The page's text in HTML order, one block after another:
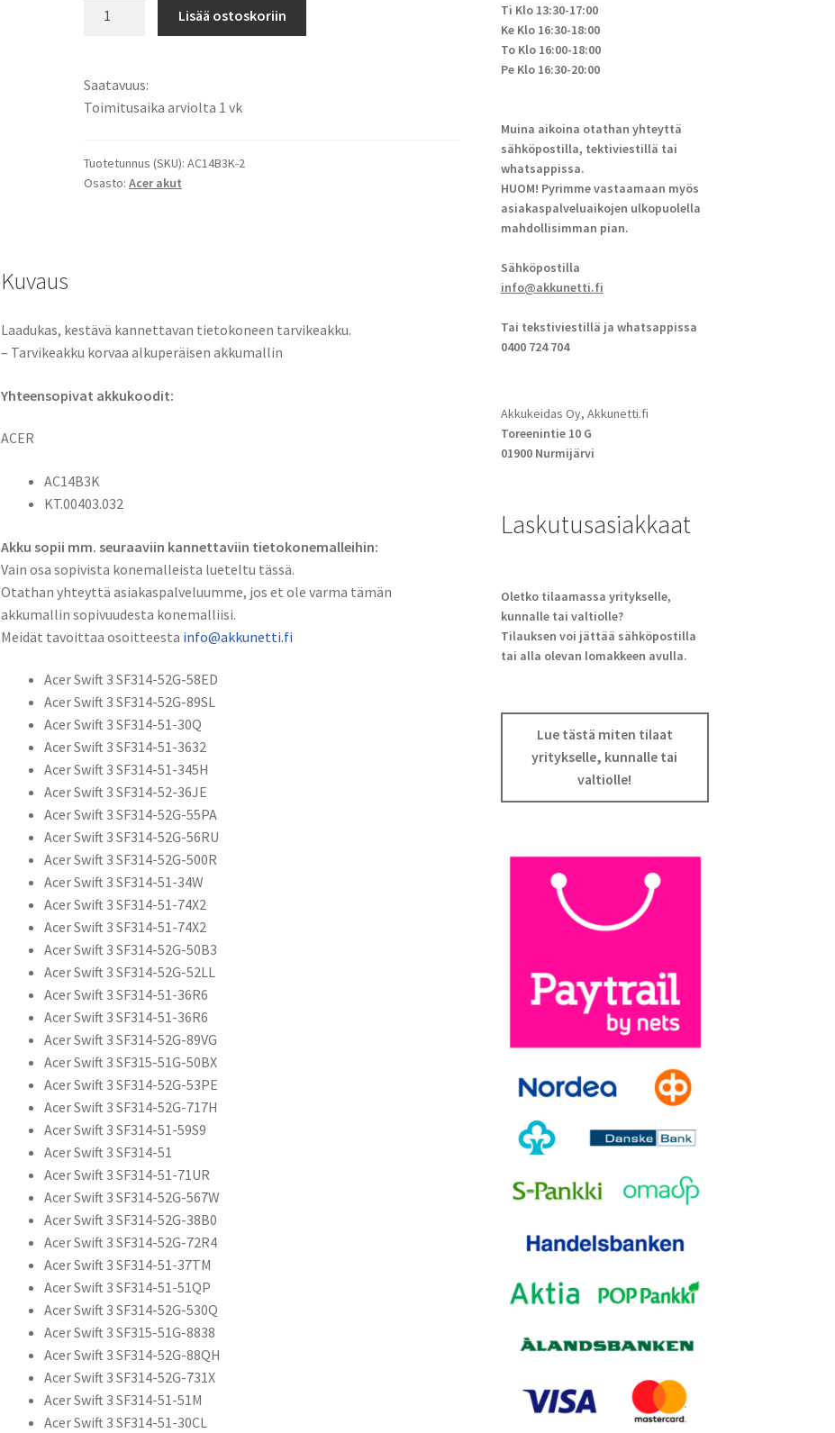
SP315-
51,
5
SP513-
15,2V
3200mAh
Lisää ostoskoriin
Saatavuus:
Toimitusaika arviolta 1 vk
Tuotetunnus (SKU):AC14B3K-2
Osasto:Acer akut
Kuvaus
Laadukas, kestävä kannettavan tietokoneen tarvikeakku.
– Tarvikeakku korvaa alkuperäisen akkumallin
Yhteensopivat akkukoodit:
ACER
AC14B3K
KT.00403.032
Akku sopii mm. seuraaviin kannettaviin tietokonemalleihin:
Vain osa sopivista konemalleista lueteltu tässä.
Otathan yhteyttä asiakaspalveluumme, jos et ole varma tämän
akkumallin sopivuudesta konemalliisi.
Meidät tavoittaa osoitteesta info@akkunetti.fi
Acer Swift 3 SF314-52G-58ED
Acer Swift 3 SF314-52G-89SL
Acer Swift 3 SF314-51-30Q
Acer Swift 3 SF314-51-3632
Acer Swift 3 SF314-51-345H
Acer Swift 3 SF314-52-36JE
Acer Swift 3 SF314-52G-55PA
Acer Swift 3 SF314-52G-56RU
Acer Swift 3 SF314-52G-500R
Acer Swift 3 SF314-51-34W
Acer Swift 3 SF314-51-74X2
Acer Swift 3 SF314-51-74X2
Acer Swift 3 SF314-52G-50B3
Acer Swift 3 SF314-52G-52LL
Acer Swift 3 SF314-51-36R6
Acer Swift 3 SF314-51-36R6
Acer Swift 3 SF314-52G-89VG
Acer Swift 3 SF315-51G-50BX
Acer Swift 3 SF314-52G-53PE
Acer Swift 3 SF314-52G-717H
Acer Swift 3 SF314-51-59S9
Acer Swift 3 SF314-51
Acer Swift 3 SF314-51-71UR
Acer Swift 3 SF314-52G-567W
Acer Swift 3 SF314-52G-38B0
Acer Swift 3 SF314-52G-72R4
Acer Swift 3 SF314-51-37TM
Acer Swift 3 SF314-51-51QP
Acer Swift 3 SF314-52G-530Q
Acer Swift 3 SF315-51G-8838
Acer Swift 3 SF314-52G-88QH
Acer Swift 3 SF314-52G-731X
Acer Swift 3 SF314-51-51M
Acer Swift 3 SF314-51-30CL
Ti Klo 13:30-17:00
Ke Klo 16:30-18:00
To Klo 16:00-18:00
Pe Klo 16:30-20:00
Muina aikoina otathan yhteyttä
sähköpostilla, tektiviestillä tai
whatsappissa.
HUOM! Pyrimme vastaamaan myös
asiakaspalveluaikojen ulkopuolella
mahdollisimman pian.
Sähköpostilla
info@akkunetti.fi
Tai tekstiviestillä ja whatsappissa
0400 724 704
Akkukeidas Oy, Akkunetti.fi
Toreenintie 10 G
01900 Nurmijärvi
Laskutusasiakkaat
Oletko tilaamassa yritykselle,
kunnalle tai valtiolle?
Tilauksen voi jättää sähköpostilla
tai alla olevan lomakkeen avulla.
Lue tästä miten tilaat
yritykselle, kunnalle tai
valtiolle!